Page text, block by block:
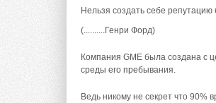
Нельзя создать себе
(..........Генри Форд)
Компания GME была создана с
среды его пребывания.
Ведь никому не секрет что 90%